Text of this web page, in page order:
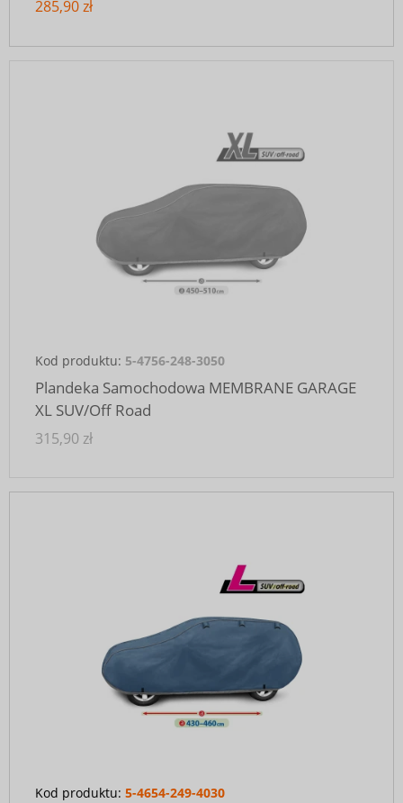
285,90 zł
Kod produktu: 5-4756-248-3050
Plandeka Samochodowa MEMBRANE GARAGE
XL SUV/Off Road
315,90 zł
Kod produktu: 5-4654-249-4030